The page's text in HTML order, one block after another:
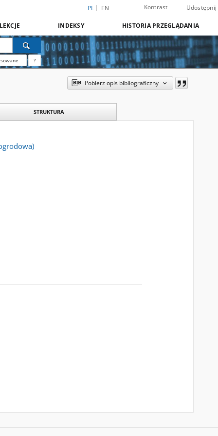
PL EN Kontrast Udostępnij
INDEKSY HISTORIA PRZEGLĄDANIA
?
Pobierz opis bibliograficzny
STRUKTURA